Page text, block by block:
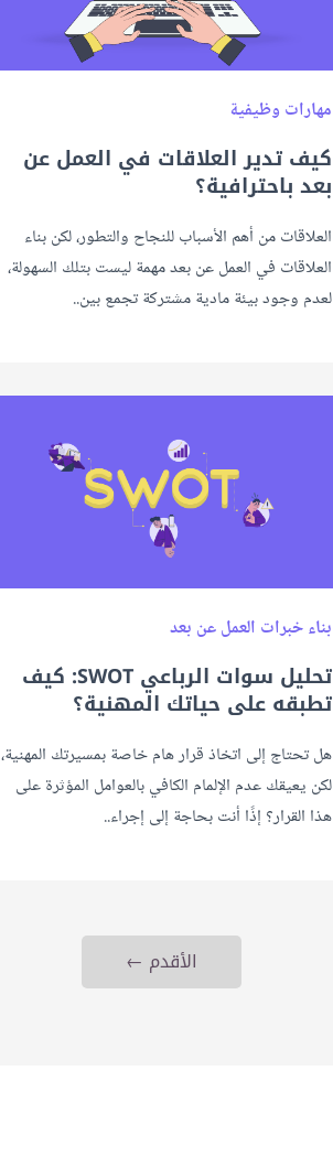
مهارات وظيفية
كيف تدير العلاقات في العمل عن
بعد باحترافية؟
العلاقات من أهم الأسباب للنجاح والتطور، لكن بناء
العلاقات في العمل عن بعد مهمة ليست بتلك السهولة،
لعدم وجود بيئة مادية مشتركة تجمع بين..
بناء خبرات العمل عن بعد
تحليل سوات الرباعي SWOT: كيف
تطبقه على حياتك المهنية؟
هل تحتاج إلى اتخاذ قرار هام خاصة بمسيرتك المهنية،
لكن يعيقك عدم الإلمام الكافي بالعوامل المؤثرة على
هذا القرار؟ إذًا أنت بحاجة إلى إجراء..
الأقدم ←